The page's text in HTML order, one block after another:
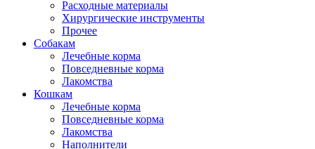
Расходные материалы
Хирургические инструменты
Прочее
Собакам
Лечебные корма
Повседневные корма
Лакомства
Кошкам
Лечебные корма
Повседневные корма
Лакомства
Наполнители